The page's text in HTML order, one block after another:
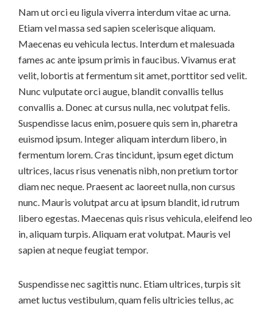
Nam ut orci eu ligula viverra interdum vitae ac urna.
Etiam vel massa sed sapien scelerisque aliquam.
Maecenas eu vehicula lectus. Interdum et malesuada
fames ac ante ipsum primis in faucibus. Vivamus erat
velit, lobortis at fermentum sit amet, porttitor sed velit.
Nunc vulputate orci augue, blandit convallis tellus
convallis a. Donec at cursus nulla, nec volutpat felis.
Suspendisse lacus enim, posuere quis sem in, pharetra
euismod ipsum. Integer aliquam interdum libero, in
fermentum lorem. Cras tincidunt, ipsum eget dictum
ultrices, lacus risus venenatis nibh, non pretium tortor
diam nec neque. Praesent ac laoreet nulla, non cursus
nunc. Mauris volutpat arcu at ipsum blandit, id rutrum
libero egestas. Maecenas quis risus vehicula, eleifend leo
in, aliquam turpis. Aliquam erat volutpat. Mauris vel
sapien at neque feugiat tempor.
Suspendisse nec sagittis nunc. Etiam ultrices, turpis sit
amet luctus vestibulum, quam felis ultricies tellus, ac